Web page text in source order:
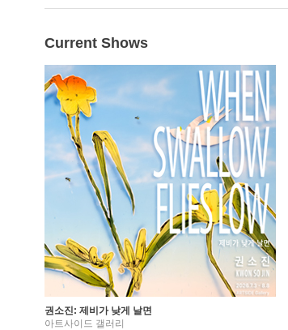
Current Shows
권소진: 제비가 낮게 날면
아트사이드 갤러리